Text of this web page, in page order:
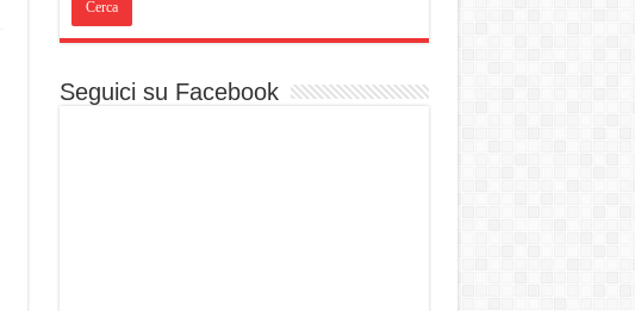
Seguici su Facebook